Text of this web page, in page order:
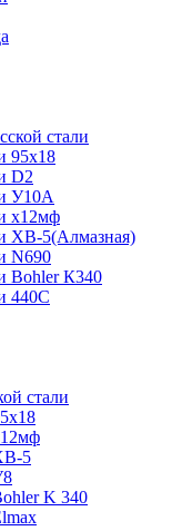
стали
95х18
D2
У10А
х12мф
ХВ-5(Алмазная)
N690
Bohler К340
440С
стали
5
K 340